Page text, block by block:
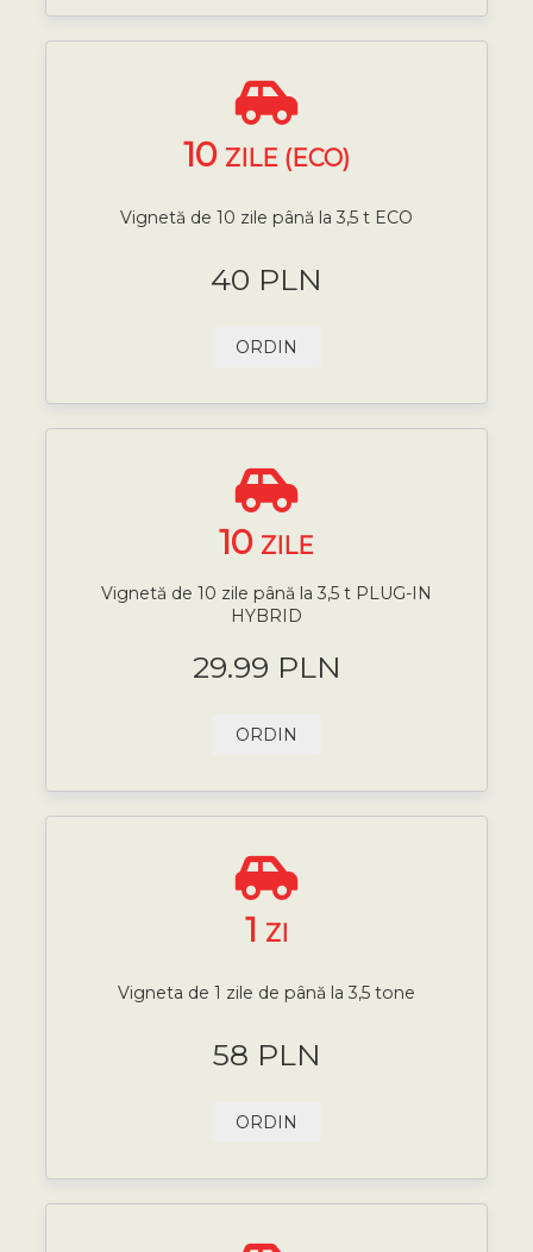
10 ZILE (ECO)
Vignetă de 10 zile până la 3,5 t ECO
40 PLN
ORDIN
10 ZILE
Vignetă de 10 zile până la 3,5 t PLUG-IN
HYBRID
29.99 PLN
ORDIN
1 ZI
Vigneta de 1 zile de până la 3,5 tone
58 PLN
ORDIN